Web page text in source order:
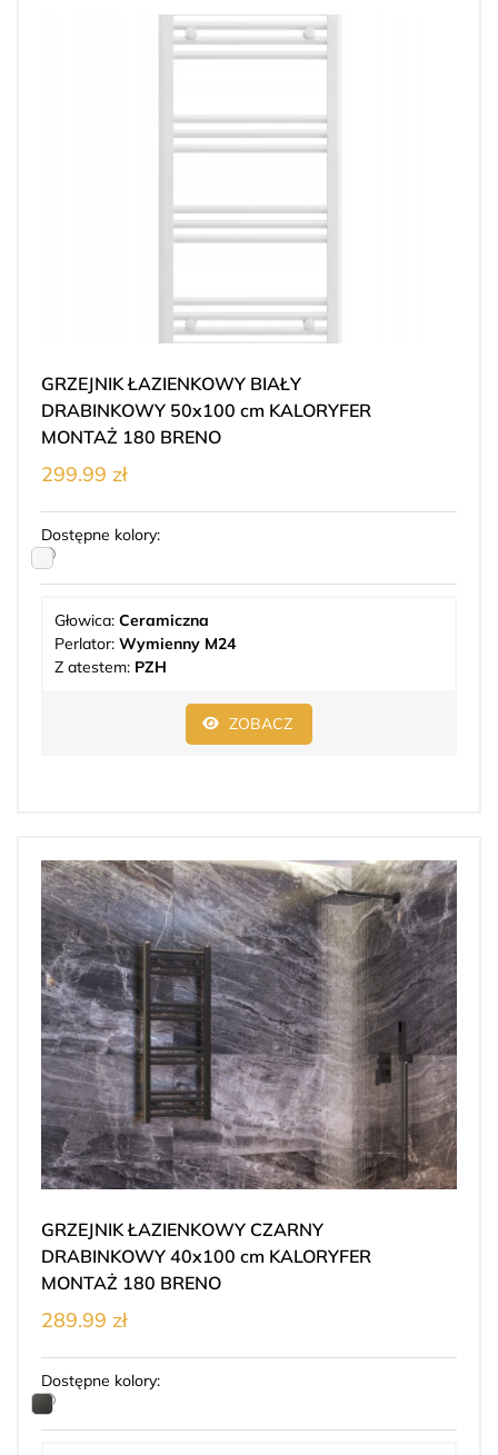
GRZEJNIK ŁAZIENKOWY BIAŁY
DRABINKOWY 50x100 cm KALORYFER
MONTAŻ 180 BRENO
299.99 zł
Dostępne kolory:
Głowica: Ceramiczna
Perlator: Wymienny M24
Z atestem: PZH
ZOBACZ
GRZEJNIK ŁAZIENKOWY CZARNY
DRABINKOWY 40x100 cm KALORYFER
MONTAŻ 180 BRENO
289.99 zł
Dostępne kolory: